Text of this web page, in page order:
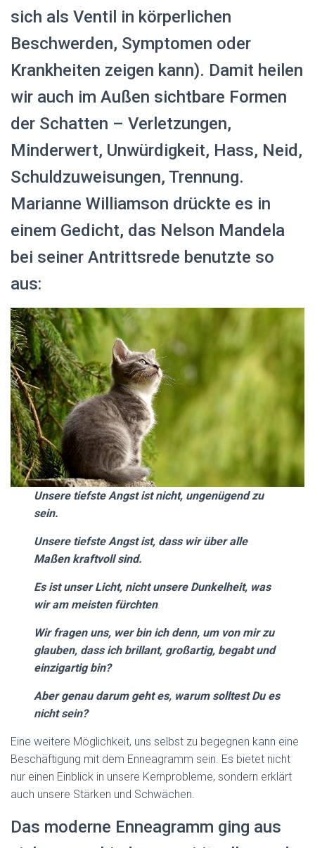
sich als Ventil in körperlichen
Beschwerden, Symptomen oder
Krankheiten zeigen kann). Damit heilen
wir auch im Außen sichtbare Formen
der Schatten – Verletzungen,
Minderwert, Unwürdigkeit, Hass, Neid,
Schuldzuweisungen, Trennung.
Marianne Williamson drückte es in
einem Gedicht, das Nelson Mandela
bei seiner Antrittsrede benutzte so
aus:
Unsere tiefste Angst ist nicht, ungenügend zu
sein.
Unsere tiefste Angst ist, dass wir über alle
Maßen kraftvoll sind.
Es ist unser Licht, nicht unsere Dunkelheit, was
wir am meisten fürchten.
Wir fragen uns, wer bin ich denn, um von mir zu
glauben, dass ich brillant, großartig, begabt und
einzigartig bin?
Aber genau darum geht es, warum solltest Du es
nicht sein?
Eine weitere Möglichkeit, uns selbst zu begegnen kann eine
Beschäftigung mit dem Enneagramm sein. Es bietet nicht
nur einen Einblick in unsere Kernprobleme, sondern erklärt
auch unsere Stärken und Schwächen.
Das moderne Enneagramm ging aus